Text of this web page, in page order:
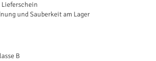
Lieferschein
und Sauberkeit am Lager
B